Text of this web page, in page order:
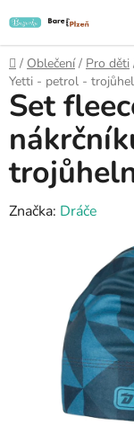
na
obsah
Domů
/ Oblečení / Pro děti
Yetti - petrol -
Set
Značka: Dráče